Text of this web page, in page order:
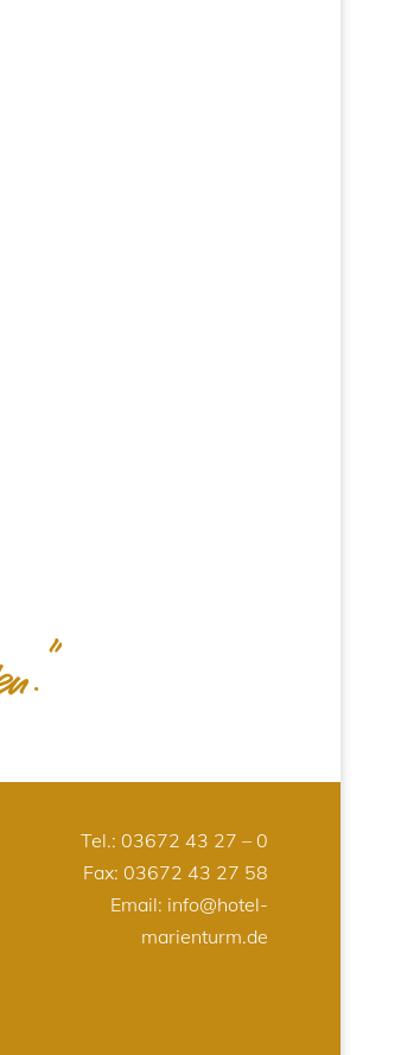
Tel.: 03672 43 27 – 0
Fax: 03672 43 27 58
Email: info@hotel-
marienturm.de